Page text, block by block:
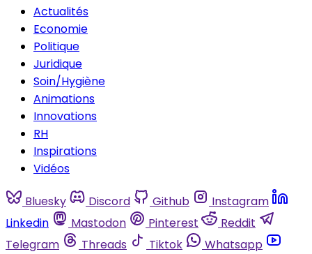
Actualités
Economie
Politique
Juridique
Soin/Hygiène
Animations
Innovations
RH
Inspirations
Vidéos
Bluesky Discord Github
Instagram
Linkedin
Mastodon Pinterest
Reddit
Telegram
Threads Tiktok
Whatsapp